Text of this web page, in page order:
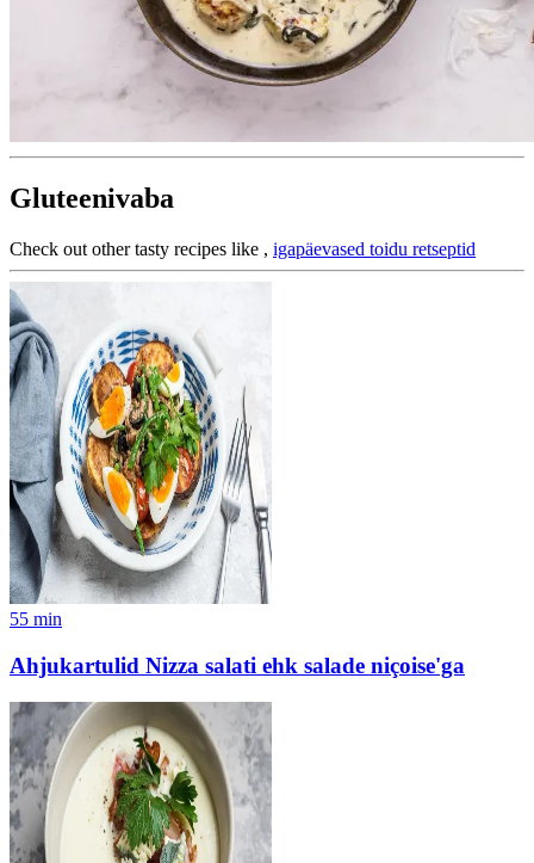
Gluteenivaba
Check out other tasty recipes like , igapäevased toidu retseptid
55 min
Ahjukartulid Nizza salati ehk salade niçoise'ga